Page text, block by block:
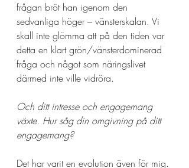
frågan bröt han igenom den
sedvanliga höger – vänsterskalan. Vi
skall inte glömma att på den tiden var
detta en klart grön/vänsterdominerad
fråga och något som näringslivet
därmed inte ville vidröra.
Och ditt intresse och engagemang
växte. Hur såg din omgivning på ditt
engagemang?
Det har varit en evolution även för mig.